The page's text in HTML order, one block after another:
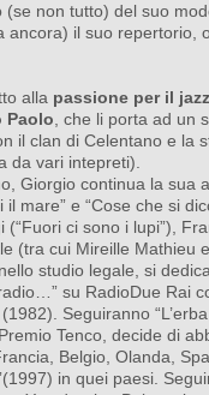
(se non tutto) del suo
il suo repertorio,
alla passione per il
Paolo , che li porta ad un
il clan di Celentano e la
da vari intepreti).
Giorgio continua la sua
mare” e “Cose che si
(“Fuori ci sono i lupi”),
(tra cui Mireille Mathieu
studio legale, si
su RadioDue Rai
Seguiranno
Tenco, decide di
Belgio, Olanda,
in quei paesi.